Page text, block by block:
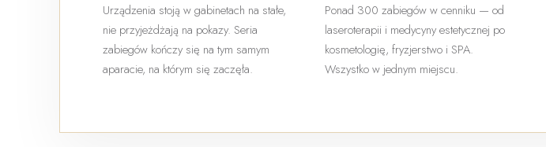
Urządzenia stoją w gabinetach na stałe,
nie przyjeżdżają na pokazy. Seria
zabiegów kończy się na tym samym
aparacie, na którym się zaczęła.
Ponad 300 zabiegów w cenniku — od
laseroterapii i medycyny estetycznej po
kosmetologię, fryzjerstwo i SPA.
Wszystko w jednym miejscu.